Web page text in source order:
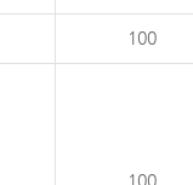
100
100